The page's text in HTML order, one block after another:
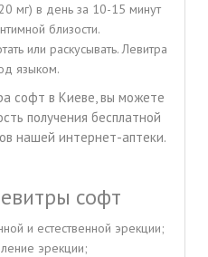
мг) в день за 10-15 минут
близости.
или раскусывать. Левитра
языком.
софт в Киеве, вы можете
получения бесплатной
нашей интернет-аптеки.
софт
и естественной эрекции;
эрекции;